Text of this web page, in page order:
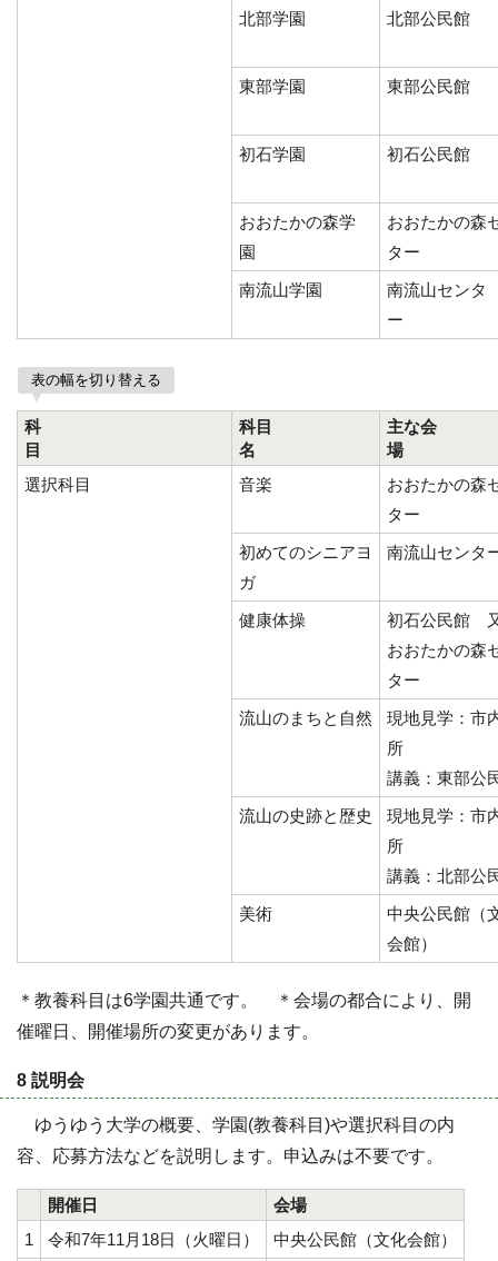
北部学園 北部公民館
東部学園 東部公民館
初石学園 初石公民館
おおたかの森学
園
おおたかの森
ター
南流山学園
南流山センタ
ー
表の幅を切り替える
科
目
科目
名
主な会
選択科目
音楽
おおたかの森
ター
初めてのシニアヨ
ガ
南流山センタ
健康体操
初石公民館
おおたかの森
ター
流山のまちと自然
現地見学：市
所
講義：東部公
流山の史跡と歴史
現地見学：市
所
講義：北部公
美術
中央公民館（
会館）
＊教養科目は6学園共通です。 ＊会場の都合により、開
催曜日、開催場所の変更があります。
8 説明会
ゆうゆう大学の概要、学園(教養科目)や選択科目の内
容、応募方法などを説明します。申込みは不要です。
開催日
会場
1
令和7年11月18日（火曜日）
中央公民館（文化会館）